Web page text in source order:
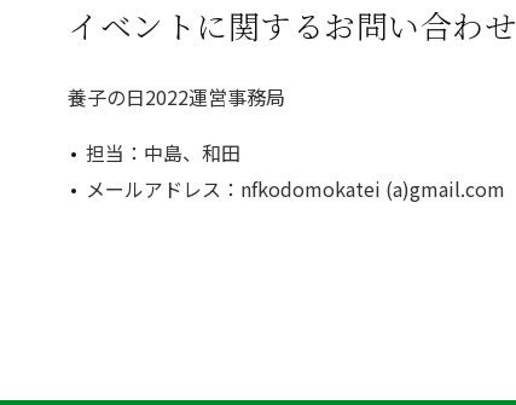
イベントに関するお問い合わせ
養子の日2022運営事務局
担当：中島、和田
メールアドレス：nfkodomokatei (a)gmail.com